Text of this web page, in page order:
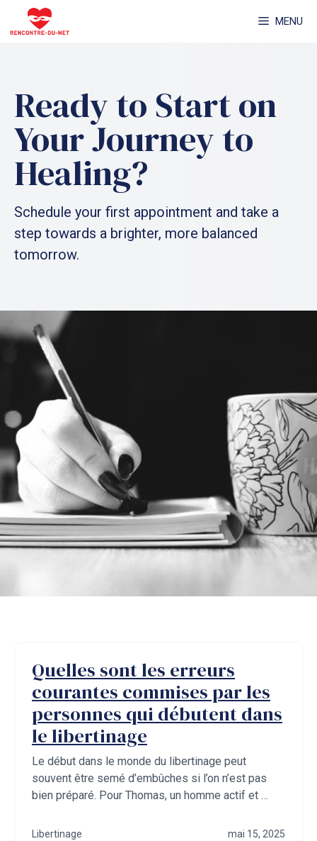
au
MENU
Ready to Start on
Your Journey to
Healing?
Schedule your first appointment and take a
step towards a brighter, more balanced
tomorrow.
Quelles sont les erreurs
courantes commises par les
personnes qui débutent dans
le libertinage
Le début dans le monde du libertinage peut
souvent être semé d’embûches si l’on n’est pas
bien préparé. Pour Thomas, un homme actif et …
Libertinage mai 15, 2025